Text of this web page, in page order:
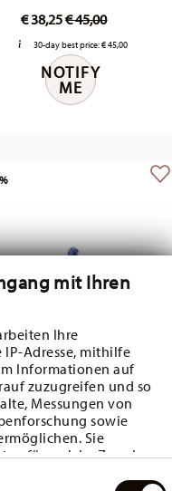
mit Ihren
Ihre
IP-Adresse, mithilfe
Informationen auf
zuzugreifen und so
Messungen von
sowie
Sie
für welche Zwecke
€ 38,25Price reduced
€ 45,00to
30-day best price:€ 45,00
NOTIFY
ME
Blau Zwiebelmuster
Sugar bowl 3 lid
€ 26,35Price reduced
€ 31,00